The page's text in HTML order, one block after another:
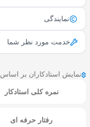
نمایندگی
خدمت مورد نظر شما
نمایش استادکاران بر اساس
نمره کلی استادکار
رفتار حرفه ای